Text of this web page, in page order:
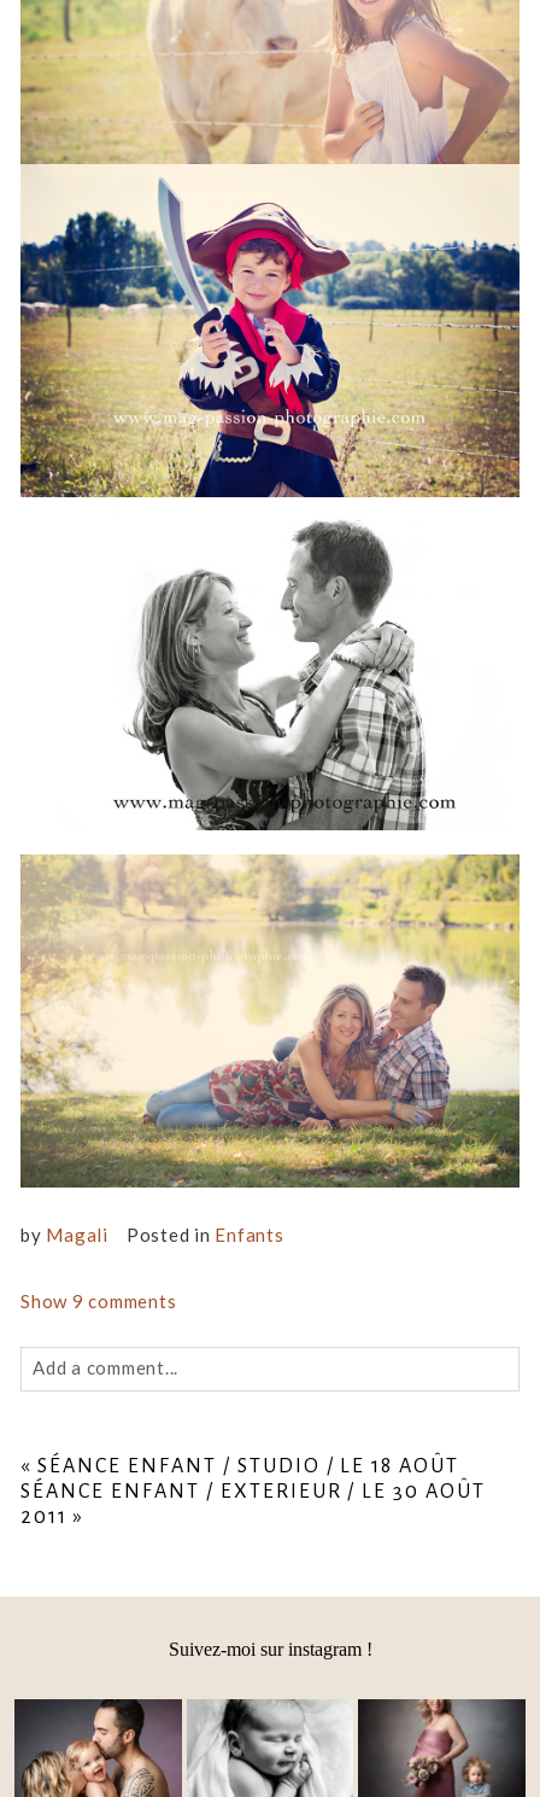
by Magali Posted in Enfants
Show 9 comments
Add a comment...
are marked *
« SÉANCE ENFANT / STUDIO / LE 18 AOÛT
SÉANCE ENFANT / EXTERIEUR / LE 30 AOÛT
2011 »
Suivez-moi sur instagram !